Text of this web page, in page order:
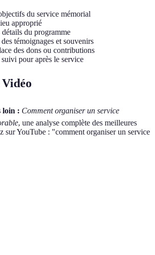
du service mémorial
approprié
du programme
témoignages et souvenirs
des dons ou contributions
pour après le service
Vidéo
loin : Comment organiser un service
, une analyse complète des meilleures
sur YouTube : "comment organiser un service